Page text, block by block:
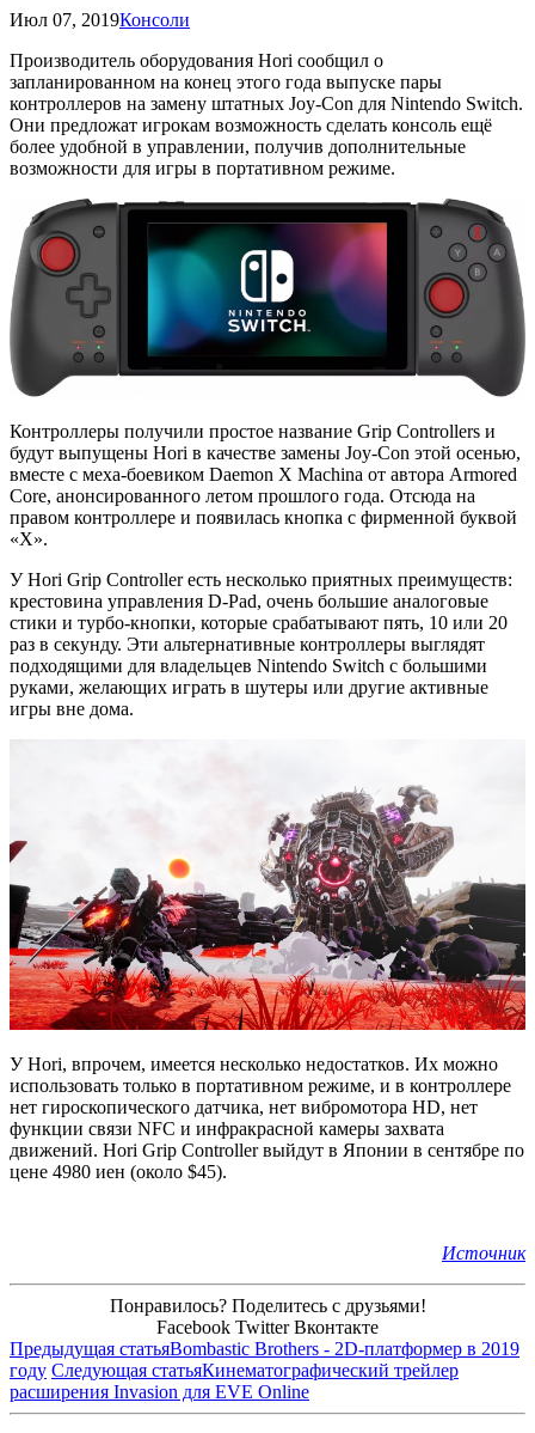
Июл 07, 2019Консоли
Производитель оборудования Hori сообщил о
запланированном на конец этого года выпуске пары
контроллеров на замену штатных Joy-Con для Nintendo Switch.
Они предложат игрокам возможность сделать консоль ещё
более удобной в управлении, получив дополнительные
возможности для игры в портативном режиме.
Контроллеры получили простое название Grip Controllers и
будут выпущены Hori в качестве замены Joy-Con этой осенью,
вместе с меха-боевиком Daemon X Machina от автора Armored
Core, анонсированного летом прошлого года. Отсюда на
правом контроллере и появилась кнопка с фирменной буквой
«X».
У Hori Grip Controller есть несколько приятных преимуществ:
крестовина управления D-Pad, очень большие аналоговые
стики и турбо-кнопки, которые срабатывают пять, 10 или 20
раз в секунду. Эти альтернативные контроллеры выглядят
подходящими для владельцев Nintendo Switch с большими
руками, желающих играть в шутеры или другие активные
игры вне дома.
У Hori, впрочем, имеется несколько недостатков. Их можно
использовать только в портативном режиме, и в контроллере
нет гироскопического датчика, нет вибромотора HD, нет
функции связи NFC и инфракрасной камеры захвата
движений. Hori Grip Controller выйдут в Японии в сентябре по
цене 4980 иен (около $45).
Источник
Понравилось? Поделитесь с друзьями!
Facebook Twitter Вконтакте
Предыдущая статьяBombastic Brothers - 2D-платформер в 2019
году Следующая статьяКинематографический трейлер
расширения Invasion для EVE Online